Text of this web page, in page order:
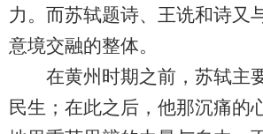
力。而苏轼题诗、王诜和诗又
意境交融的整体。
在黄州时期之前，苏轼主
民生；在此之后，他那沉痛的